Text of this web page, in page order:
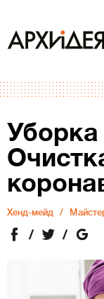
Уборка
Хенд-мейд